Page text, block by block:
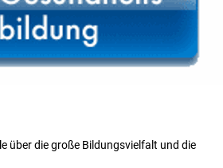
über die große Bildungsvielfalt und die